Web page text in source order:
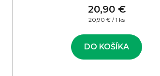
20,90 €
Jednotková
20,90 € / 1 ks
DO KOŠÍKA